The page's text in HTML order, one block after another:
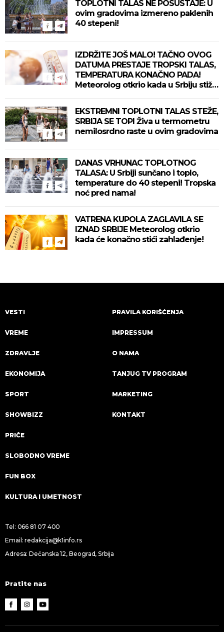
TOPLOTNI TALAS NE POSUSTAJE: U
ovim gradovima izmereno paklenih
40 stepeni!
IZDRŽITE JOŠ MALO! TAČNO OVOG
DATUMA PRESTAJE TROPSKI TALAS,
TEMPERATURA KONAČNO PADA!
Meteorolog otkrio kada u Srbiju stiže
EKSTREMNI TOPLOTNI TALAS STEŽE,
SRBIJA SE TOPI Živa u termometru
nemilosrdno raste u ovim gradovima
DANAS VRHUNAC TOPLOTNOG
TALASA: U Srbiji sunčano i toplo,
temperature do 40 stepeni! Tropska
noć pred nama!
VATRENA KUPOLA ZAGLAVILA SE
IZNAD SRBIJE Meteorolog otkrio
kada će konačno stići zahlađenje!
VESTI
VREME
ZDRAVLJE
EKONOMIJA
SPORT
SHOWBIZZ
PRIČE
SLOBODNO VREME
FUN BOX
KULTURA I UMETNOST
PRAVILA KORIŠĆENJA
IMPRESSUM
O NAMA
TANJUG TV PROGRAM
MARKETING
KONTAKT
Tel: 066 81 07 400
Email:redakcija@k1info.rs
Adresa: Dečanska 12, Beograd, Srbija
Pratite nas